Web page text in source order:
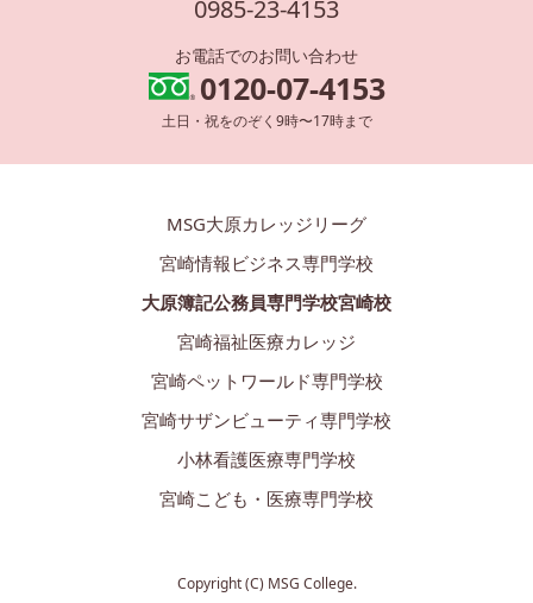
0985-23-4153
お電話でのお問い合わせ
0120-07-4153
土日・祝をのぞく9時〜17時まで
MSG大原カレッジリーグ
宮崎情報ビジネス専門学校
大原簿記公務員専門学校宮崎校
宮崎福祉医療カレッジ
宮崎ペットワールド専門学校
宮崎サザンビューティ専門学校
小林看護医療専門学校
宮崎こども・医療専門学校
Copyright (C) MSG College.